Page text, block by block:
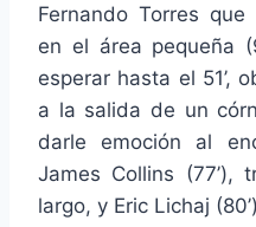
Fernando Torres
en el área pequeña
esperar hasta el 51’,
a la salida de un
darle emoción al
James Collins (77’),
largo, y Eric Lichaj